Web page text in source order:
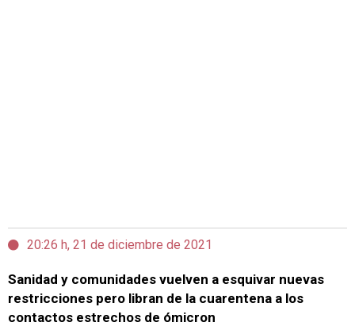
20:26 h, 21 de diciembre de 2021
Sanidad y comunidades vuelven a esquivar nuevas
restricciones pero libran de la cuarentena a los
contactos estrechos de ómicron